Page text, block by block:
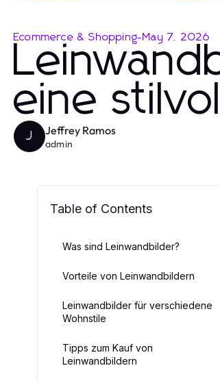
Ecommerce & Shopping-May 7, 2026
eine
J Jeffrey Ramos
admin
Table of Contents
Was sind Leinwandbilder?
Vorteile von Leinwandbildern
Leinwandbilder für verschiedene
Wohnstile
Tipps zum Kauf von
Leinwandbildern